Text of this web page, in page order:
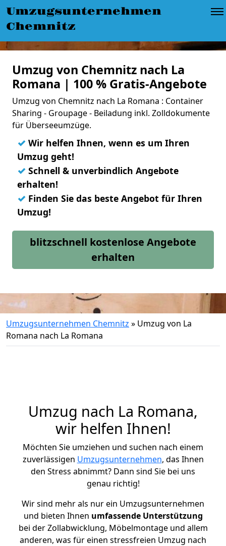
Umzugsunternehmen
Chemnitz
Umzug von Chemnitz nach La
Romana | 100 % Gratis-Angebote
Umzug von Chemnitz nach La Romana : Container
Sharing - Groupage - Beiladung inkl. Zolldokumente
für Überseeumzüge.
✓ Wir helfen Ihnen, wenn es um Ihren
Umzug geht!
✓ Schnell & unverbindlich Angebote
erhalten!
✓ Finden Sie das beste Angebot für Ihren
Umzug!
blitzschnell kostenlose Angebote
erhalten
Umzugsunternehmen Chemnitz » Umzug von La
Romana nach La Romana
Umzug nach La Romana,
wir helfen Ihnen!
Möchten Sie umziehen und suchen nach einem
zuverlässigen Umzugsunternehmen, das Ihnen
den Stress abnimmt? Dann sind Sie bei uns
genau richtig!
Wir sind mehr als nur ein Umzugsunternehmen
und bieten Ihnen umfassende Unterstützung
bei der Zollabwicklung, Möbelmontage und allem
anderen, was für einen stressfreien Umzug nach